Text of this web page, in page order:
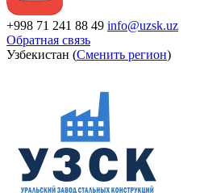
+998 71 241 88 49 info@uzsk.uz
Обратная связь
Узбекистан (Сменить регион)